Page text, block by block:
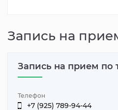
Запись на
Запись на прием по
Телефон
+7 (925) 789-94-44